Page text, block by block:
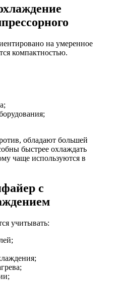
на умеренное
компактностью.
обладают большей
быстрее охлаждать
чаще используются в
с
учитывать: